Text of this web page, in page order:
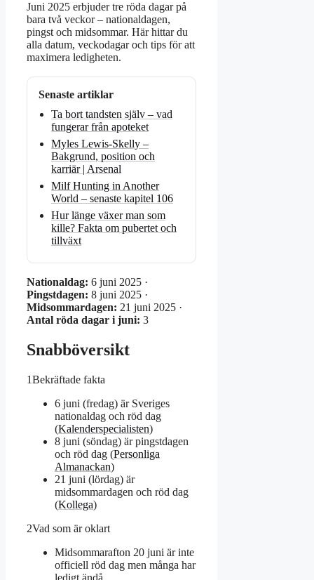
Juni 2025 erbjuder tre röda dagar på
bara två veckor – nationaldagen,
pingst och midsommar. Här hittar du
alla datum, veckodagar och tips för att
maximera ledigheten.
Senaste artiklar
Ta bort tandsten själv – vad
fungerar från apoteket
Myles Lewis-Skelly –
Bakgrund, position och
karriär | Arsenal
Milf Hunting in Another
World – senaste kapitel 106
Hur länge växer man som
kille? Fakta om pubertet och
tillväxt
Nationaldag: 6 juni 2025 ·
Pingstdagen: 8 juni 2025 ·
Midsommardagen: 21 juni 2025 ·
Antal röda dagar i juni: 3
Snabböversikt
1Bekräftade fakta
6 juni (fredag) är Sveriges
nationaldag och röd dag
(Kalenderspecialisten)
8 juni (söndag) är pingstdagen
och röd dag (Personliga
Almanackan)
21 juni (lördag) är
midsommardagen och röd dag
(Kollega)
2Vad som är oklart
Midsommarafton 20 juni är inte
officiell röd dag men många har
ledigt ändå